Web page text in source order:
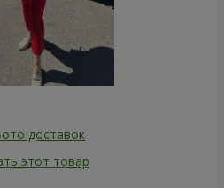
доставок
этот товар